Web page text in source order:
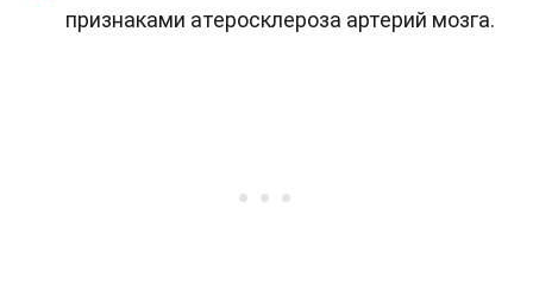
признаками атеросклероза артерий мозга.